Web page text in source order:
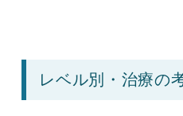
レベル別・治療の